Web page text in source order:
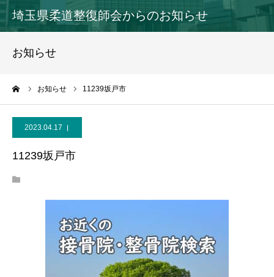
埼玉県柔道整復師会からのお知らせ
お知らせ
お知らせ 11239坂戸市
2023.04.17
11239坂戸市
接骨院・整骨院検索